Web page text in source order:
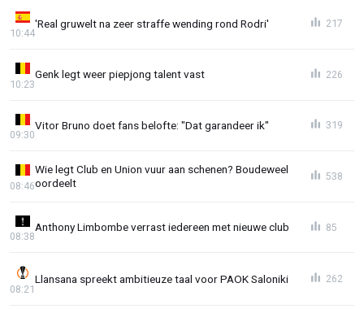
'Real gruwelt na zeer straffe wending rond Rodri'
10:44
217
Genk legt weer piepjong talent vast
10:23
226
Vitor Bruno doet fans belofte: "Dat garandeer ik"
09:30
319
Wie legt Club en Union vuur aan schenen? Boudeweel
oordeelt
08:46
538
Anthony Limbombe verrast iedereen met nieuwe club
08:38
85
Llansana spreekt ambitieuze taal voor PAOK Saloniki
08:21
262